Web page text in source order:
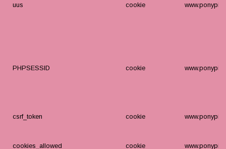
uus cookie
PHPSESSID cookie
csrf_token cookie
cookies_allowed cookie